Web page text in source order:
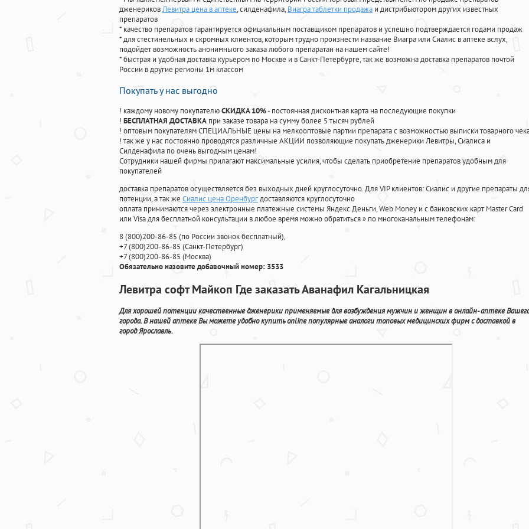
дженериковЛевитра цена в аптеке, силденафила, Виагра таблетки продажа и дистрибьютором других известных
препаратов
* качество препаратов гарантируется официальным поставщиком препаратов и успешно подтверждается годами продаж
* для стестинельных и скромных клиентов, которым трудно произнести название Виагра или Сиалис в аптеке вслух,
подойдет возможность анонимныого заказа любого препаратан на нашем сайте!
* быстрая и удобная доставка курьером по Москве и в Санкт-Петербурге, так же возможна доставка препаратов почтой
России в другие регионы 1м классом
Покупать у нас выгодно
! каждому новому покупателюСКИДКА 10%- постоянная дисконтная карта на последующие покупки
! БЕСПЛАТНАЯ ДОСТАВКА при заказе товара на сумму более 5 тысяч рублей
! оптовым покупателям СПЕЦИАЛЬНЫЕ цены на мелкооптовые партии препарата с возможностью выписки товарного
! так же у нас постоянно проводятся различные АКЦИИ позволяющие покупать дженерики Левитры, Сиалиса и
Силденафила по очень выгодным ценам!
Cотрудники нашей фирмы прилагают максимальные усилия, чтобы сделать приобретение препаратов удобным для
покупателей
доставка препаратов осуществляется без выходных дней круглосуточно. Для VIP клиентов: Сиалис и другие препараты
потенции, а так же Сиалис цена Оренбургдоставляются круглосуточно
оплата принимаются через электронные платежные системы Яндекс Деньги, Web Money и с банковских карт Master Card
или Visa для бесплатной консультации в любое время можно обратиться» по многоканальным телефонам:
8(800)200-86-85 (по России звонок бесплатный),
+7(800)200-86-85 (Санкт-Петербург)
+7(800)200-86-85 (Москва)
Обязательно назовите добавочный номер: 3533
Левитра софт Майкоп Где заказать Аванафил Кагальницкая
Для хорошей потенции качественные дженерики применяемые для возбуждения мужчин и женщин в онлайн- аптеке
города. В нашей аптеке Вы можете удобно купить online популярные аналоги топовых медицинских фирм с доставкой в
город Ярославль.